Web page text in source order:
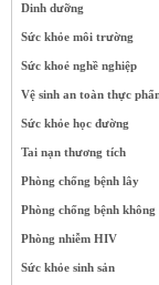
Dinh dưỡng
Sức khỏe môi trường
Sức khoẻ nghề nghiệp
Vệ sinh an toàn thực
Sức khỏe học đường
Tai nạn thương tích
Phòng chống bệnh lây
Phòng chống bệnh
Phòng nhiễm HIV
Sức khỏe sinh sản